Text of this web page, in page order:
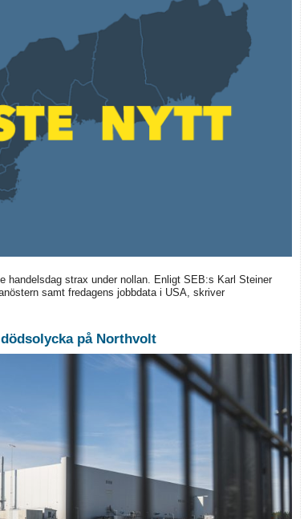
handelsdag strax under nollan. Enligt SEB:s Karl Steiner
samt fredagens jobbdata i USA, skriver
på Northvolt